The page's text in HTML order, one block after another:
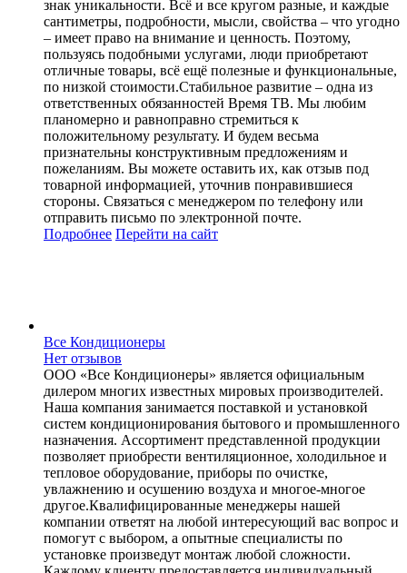
знак уникальности. Всё и все кругом разные, и каждые
сантиметры, подробности, мысли, свойства – что угодно
– имеет право на внимание и ценность. Поэтому,
пользуясь подобными услугами, люди приобретают
отличные товары, всё ещё полезные и функциональные,
по низкой стоимости.Стабильное развитие – одна из
ответственных обязанностей Время ТВ. Мы любим
планомерно и равноправно стремиться к
положительному результату. И будем весьма
признательны конструктивным предложениям и
пожеланиям. Вы можете оставить их, как отзыв под
товарной информацией, уточнив понравившиеся
стороны. Связаться с менеджером по телефону или
отправить письмо по электронной почте.
Подробнее Перейти на сайт
Все Кондиционеры
Нет отзывов
ООО «Все Кондиционеры» является официальным
дилером многих известных мировых производителей.
Наша компания занимается поставкой и установкой
систем кондиционирования бытового и промышленного
назначения. Ассортимент представленной продукции
позволяет приобрести вентиляционное, холодильное и
тепловое оборудование, приборы по очистке,
увлажнению и осушению воздуха и многое-многое
другое.Квалифицированные менеджеры нашей
компании ответят на любой интересующий вас вопрос и
помогут с выбором, а опытные специалисты по
установке произведут монтаж любой сложности.